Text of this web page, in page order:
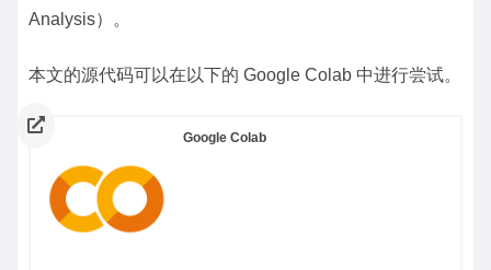
Analysis）。
本文的源代码可以在以下的 Google Colab 中进行尝试。
Google Colab